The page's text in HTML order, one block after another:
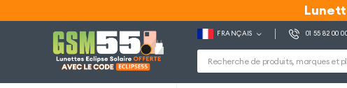
FRANÇAIS 01 55 82 00